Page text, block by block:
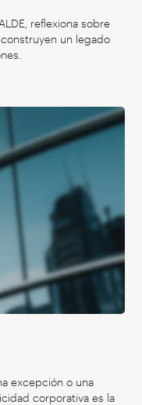
reflexiona sobre
un legado
excepción o una
corporativa es la